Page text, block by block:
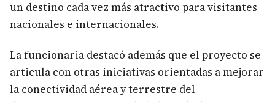
un destino cada vez más atractivo para visitantes
nacionales e internacionales.
La funcionaria destacó además que el proyecto se
articula con otras iniciativas orientadas a mejorar
la conectividad aérea y terrestre del